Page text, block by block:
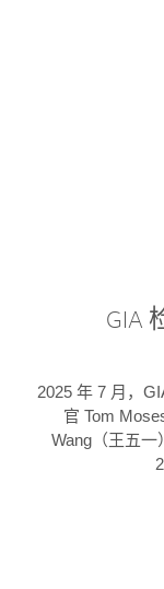
GIA
2025 年 7 月，
官 Tom
Wang（王五一